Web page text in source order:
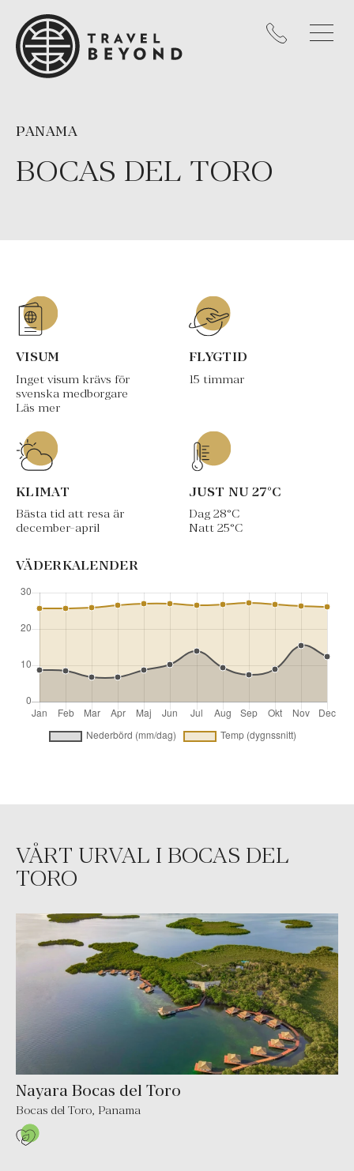
BOCAS DEL TORO
PANAMA
VISUM
Inget visum krävs för
svenska medborgare
Läs mer
FLYGTID
15 timmar
KLIMAT
Bästa tid att resa är
december-april
JUST NU 27°C
Dag 28°C
Natt 25°C
VÄDERKALENDER
VÅRT URVAL I BOCAS DEL
TORO
Nayara Bocas del Toro
Bocas del Toro, Panama